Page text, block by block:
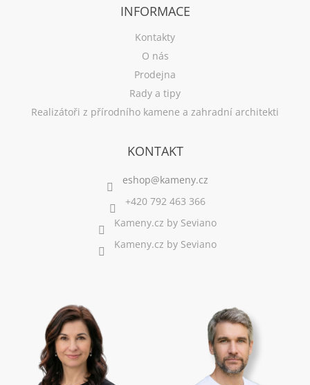
INFORMACE
Kontakty
O nás
Prodejna
Rady a tipy
Realizátoři z přírodního kamene a zahradní architekti
KONTAKT
+420 792 463 366
Kameny.cz by Seviano
Kameny.cz by Seviano